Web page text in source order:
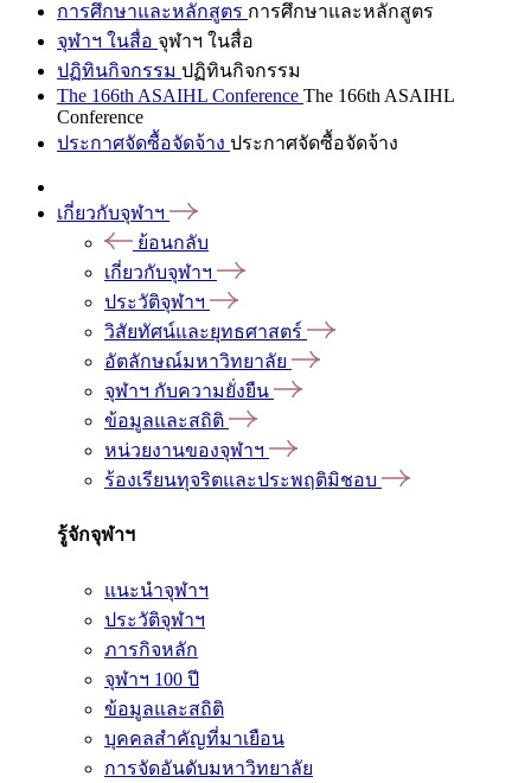
การศึกษาและหลักสูตร การศึกษาและหลักสูตร
จุฬาฯ ในสื่อ จุฬาฯ ในสื่อ
ปฏิทินกิจกรรม ปฏิทินกิจกรรม
The 166th ASAIHL Conference The 166th ASAIHL
Conference
ประกาศจัดซื้อจัดจ้าง ประกาศจัดซื้อจัดจ้าง
เกี่ยวกับจุฬาฯ
ย้อนกลับ
เกี่ยวกับจุฬาฯ
ประวัติจุฬาฯ
วิสัยทัศน์และยุทธศาสตร์
อัตลักษณ์มหาวิทยาลัย
จุฬาฯ กับความยั่งยืน
ข้อมูลและสถิติ
หน่วยงานของจุฬาฯ
ร้องเรียนทุจริตและประพฤติมิชอบ
รู้จักจุฬาฯ
แนะนำจุฬาฯ
ประวัติจุฬาฯ
ภารกิจหลัก
จุฬาฯ 100 ปี
ข้อมูลและสถิติ
บุคคลสำคัญที่มาเยือน
การจัดอันดับมหาวิทยาลัย